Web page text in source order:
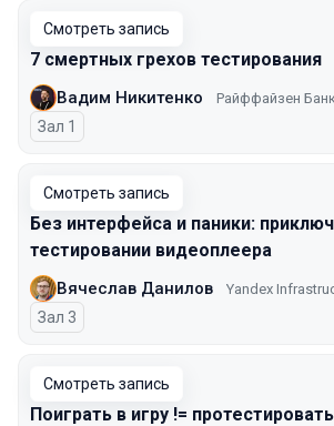
Смотреть запись
7 смертных грехов тестирования
Вадим Никитенко Райффайзен Банк
Зал 1
Смотреть запись
Без интерфейса и паники:
тестировании видеоплеера
Вячеслав Данилов Yandex
Зал 3
Смотреть запись
Поиграть в игру !=